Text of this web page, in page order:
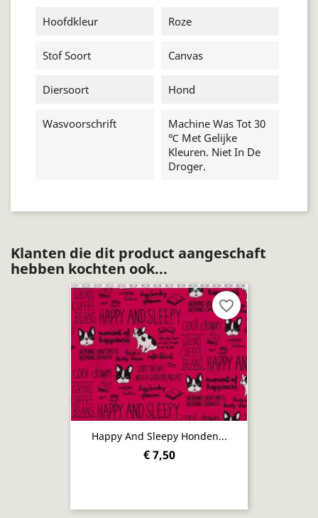
Hoofdkleur
Roze
Stof Soort Canvas
Diersoort Hond
Wasvoorschrift
Machine Was Tot 30
℃ Met Gelijke
Kleuren. Niet In De
Droger.
Klanten die dit product aangeschaft
hebben kochten ook...
Happy And Sleepy Honden...
€ 7,50
favorite_border